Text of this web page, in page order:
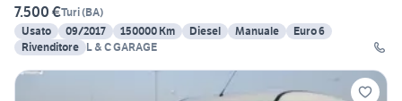
7.500 €Turi(BA)
Usato
09/2017 150000 Km Diesel Manuale
Euro 6
Rivenditore L & C GARAGE